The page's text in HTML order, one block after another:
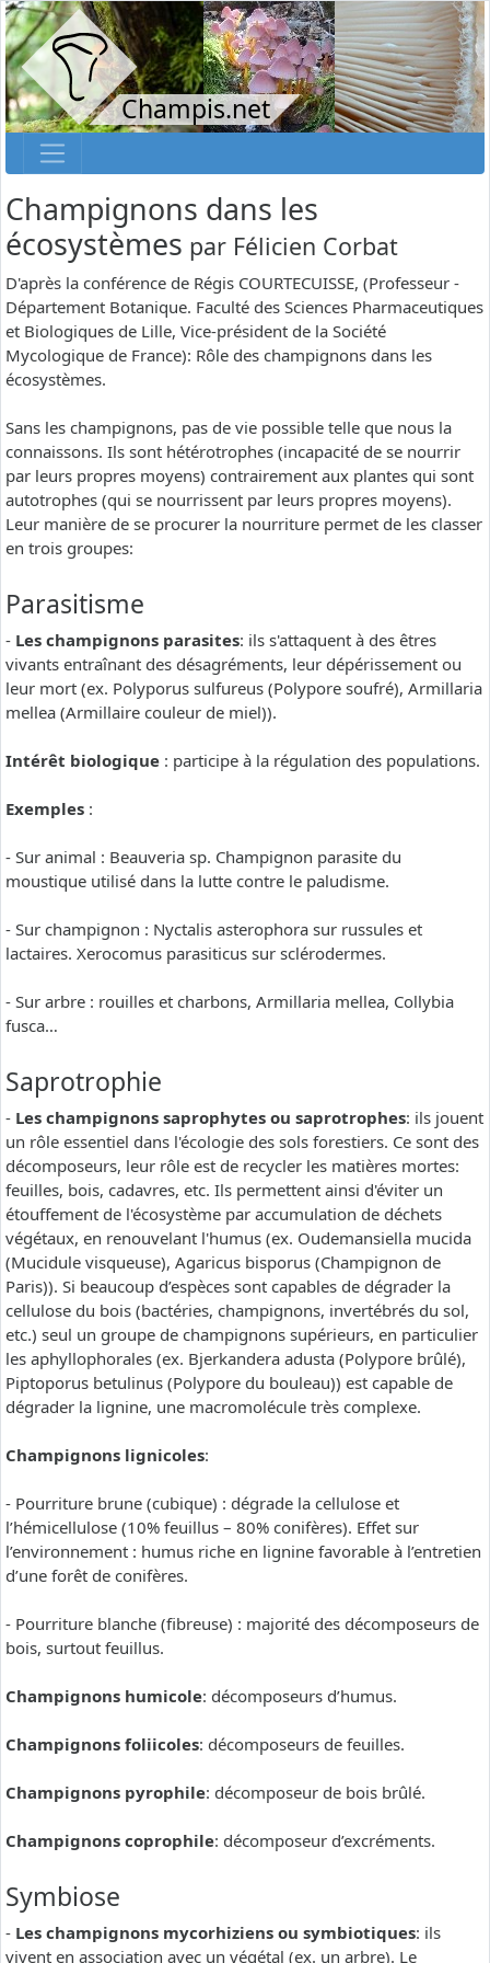
Champis.net
Champignons dans les
écosystèmes par Félicien Corbat
D'après la conférence de Régis COURTECUISSE, (Professeur -
Département Botanique. Faculté des Sciences Pharmaceutiques
et Biologiques de Lille, Vice-président de la Société
Mycologique de France): Rôle des champignons dans les
écosystèmes.
Sans les champignons, pas de vie possible telle que nous la
connaissons. Ils sont hétérotrophes (incapacité de se nourrir
par leurs propres moyens) contrairement aux plantes qui sont
autotrophes (qui se nourrissent par leurs propres moyens).
Leur manière de se procurer la nourriture permet de les classer
en trois groupes:
Parasitisme
- Les champignons parasites: ils s'attaquent à des êtres
vivants entraînant des désagréments, leur dépérissement ou
leur mort (ex. Polyporus sulfureus (Polypore soufré), Armillaria
mellea (Armillaire couleur de miel)).
Intérêt biologique : participe à la régulation des populations.
Exemples :
- Sur animal : Beauveria sp. Champignon parasite du
moustique utilisé dans la lutte contre le paludisme.
- Sur champignon : Nyctalis asterophora sur russules et
lactaires. Xerocomus parasiticus sur sclérodermes.
- Sur arbre : rouilles et charbons, Armillaria mellea, Collybia
fusca…
Saprotrophie
- Les champignons saprophytes ou saprotrophes: ils jouent
un rôle essentiel dans l'écologie des sols forestiers. Ce sont des
décomposeurs, leur rôle est de recycler les matières mortes:
feuilles, bois, cadavres, etc. Ils permettent ainsi d'éviter un
étouffement de l'écosystème par accumulation de déchets
végétaux, en renouvelant l'humus (ex. Oudemansiella mucida
(Mucidule visqueuse), Agaricus bisporus (Champignon de
Paris)). Si beaucoup d’espèces sont capables de dégrader la
cellulose du bois (bactéries, champignons, invertébrés du sol,
etc.) seul un groupe de champignons supérieurs, en particulier
les aphyllophorales (ex. Bjerkandera adusta (Polypore brûlé),
Piptoporus betulinus (Polypore du bouleau)) est capable de
dégrader la lignine, une macromolécule très complexe.
Champignons lignicoles:
- Pourriture brune (cubique) : dégrade la cellulose et
l’hémicellulose (10% feuillus – 80% conifères). Effet sur
l’environnement : humus riche en lignine favorable à l’entretien
d’une forêt de conifères.
- Pourriture blanche (fibreuse) : majorité des décomposeurs de
bois, surtout feuillus.
Champignons humicole: décomposeurs d’humus.
Champignons foliicoles: décomposeurs de feuilles.
Champignons pyrophile: décomposeur de bois brûlé.
Champignons coprophile: décomposeur d’excréments.
Symbiose
- Les champignons mycorhiziens ou symbiotiques: ils
vivent en association avec un végétal (ex. un arbre). Le